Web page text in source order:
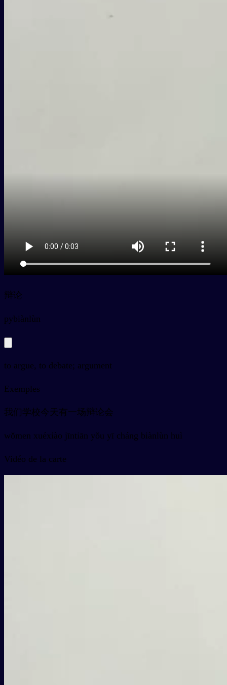
辩论
pybiànlùn
to argue, to debate; argument
Exemples
我们学校今天有一场辩论会
wǒmen xuéxiào jīntiān yǒu yī cháng biànlùn huì
Vidéo de la carte